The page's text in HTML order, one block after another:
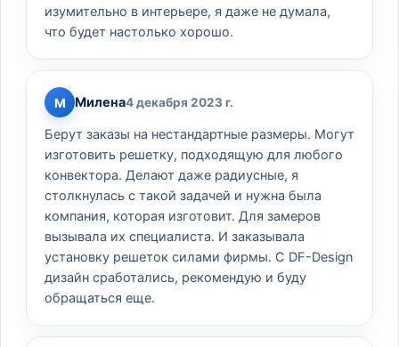
изумительно в интерьере, я даже не думала,
что будет настолько хорошо.
М Милена4 декабря 2023 г.
Берут заказы на нестандартные размеры. Могут
изготовить решетку, подходящую для любого
конвектора. Делают даже радиусные, я
столкнулась с такой задачей и нужна была
компания, которая изготовит. Для замеров
вызывала их специалиста. И заказывала
установку решеток силами фирмы. С DF-Design
дизайн сработались, рекомендую и буду
обращаться еще.